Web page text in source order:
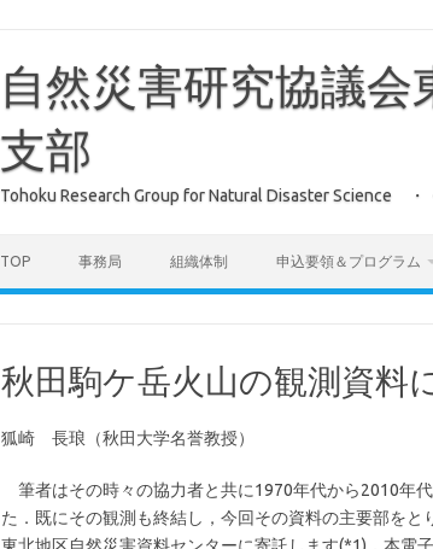
自然災害研究協議
支部
Tohoku Research Group for Natural Disaster Science ・
TOP 事務局 組織体制 申込要領＆プログラム
秋田駒ケ岳火山の観測資料
狐崎 長琅（秋田大学名誉教授）
筆者はその時々の協力者と共に1970年代から2010年
た．既にその観測も終結し，今回その資料の主要部を